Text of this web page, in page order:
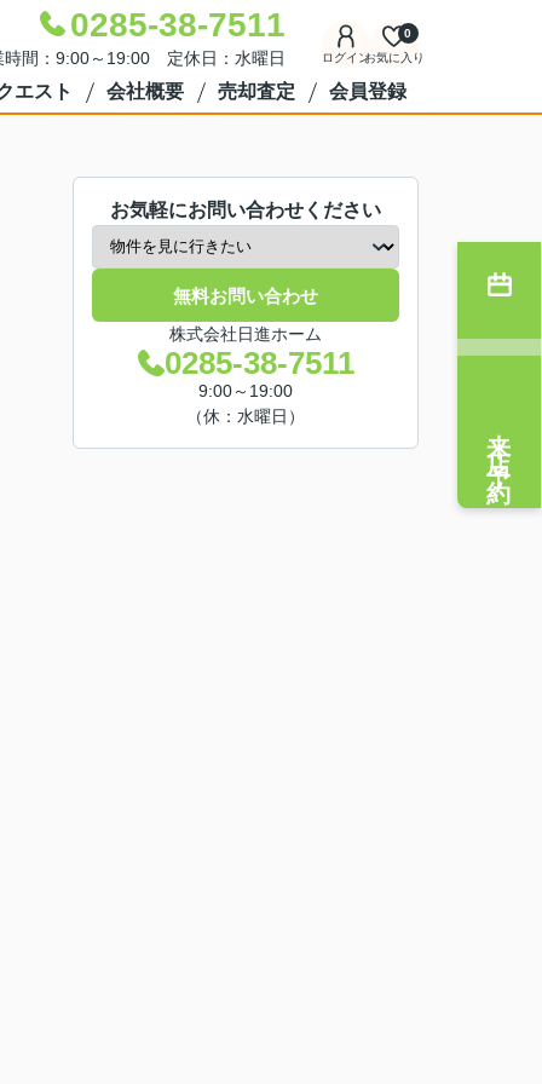
0285-38-7511
時間：9:00～19:00 定休日：水曜日 ログインお気に入り
0
エスト 会社概要 売却査定 会員登録
お気軽にお問い合わせください
無料お問い合わせ
株式会社日進ホーム
0285-38-7511
9:00～19:00
（休：水曜日）
来店予約